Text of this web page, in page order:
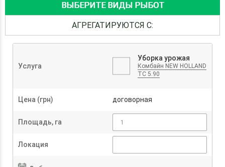
ВЫБЕРИТЕ ВИДЫ РЫБОТ
АГРЕГАТИРУЮТСЯ С:
Услуга
Уборка урожая
Комбайн NEW HOLLAND
TC 5.90
Цена (грн) договорная
Площадь, га
Локация